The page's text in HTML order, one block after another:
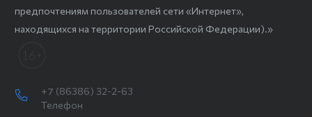
предпочтениям пользователей сети «Интернет»,
находящихся на территории Российской Федерации).»
+7 (86386) 32-2-63
Телефон